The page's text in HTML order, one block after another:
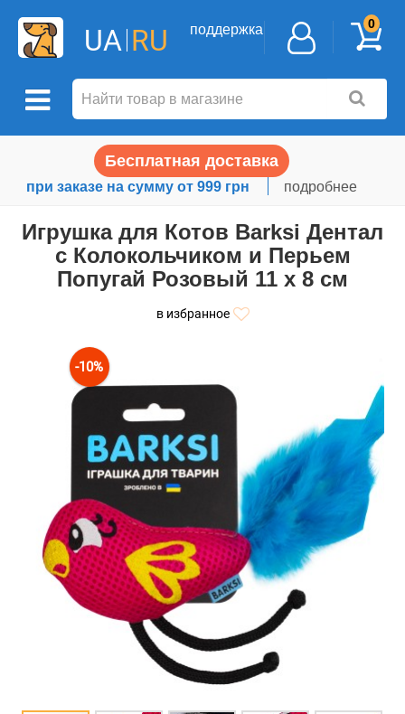
UA RU поддержка 0
Бесплатная доставка
при заказе на сумму от 999 грн подробнее
Игрушка для Котов Barksi Дентал
с Колокольчиком и Перьем
Попугай Розовый 11 х 8 см
в избранное
-10%